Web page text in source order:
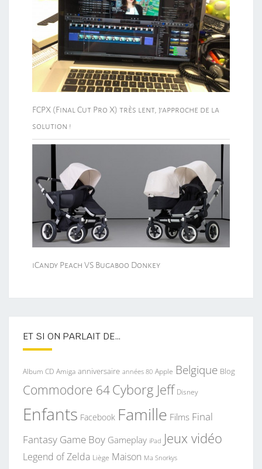
FCPX (Final Cut Pro X) très lent, j’approche de la
solution !
iCandy Peach VS Bugaboo Donkey
ET SI ON PARLAIT DE…
Album CD Amiga anniversaire années 80 Apple Belgique Blog
Commodore 64Cyborg Jeff Disney
Enfants Facebook Famille Films Final
Fantasy Game Boy Gameplay iPad Jeux vidéo
Legend of Zelda Liège Maison Ma Snorkys